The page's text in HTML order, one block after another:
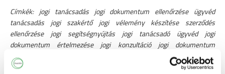
Címkék: jogi tanácsadás jogi dokumentum ellenőrzése ügyvéd
tanácsadás jogi szakértő jogi vélemény készítése szerződés
ellenőrzése jogi segítségnyújtás jogi tanácsadó ügyvéd jogi
dokumentum értelmezése jogi konzultáció jogi dokumentum
előkészítése jogi tanácsadás online jogi tanácsadás árak jogi
tanácsadás telefonon jogi kérdések megválaszolása